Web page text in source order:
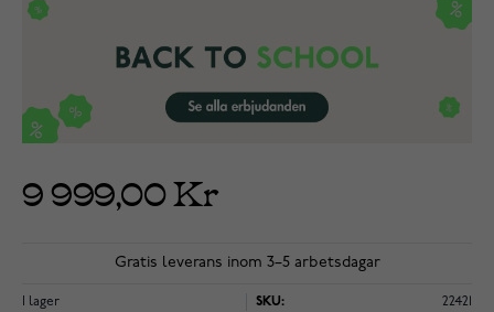
9 999,00 Kr
Gratis leverans inom 3–5 arbetsdagar
I lager SKU: 22421